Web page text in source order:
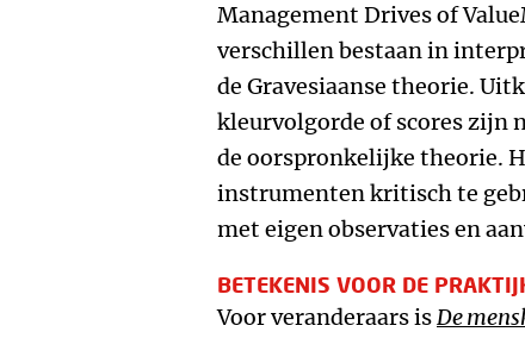
Management Drives of
verschillen bestaan in
de Gravesiaanse theorie.
kleurvolgorde of scores zijn
de oorspronkelijke theorie.
instrumenten kritisch te
met eigen observaties en
BETEKENIS VOOR DE
Voor veranderaars isDe